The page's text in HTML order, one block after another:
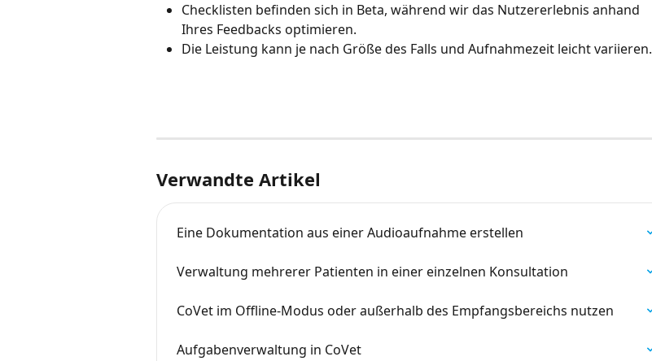
Checklisten befinden sich in Beta, während wir das Nutzererlebnis anhand
Ihres Feedbacks optimieren.
Die Leistung kann je nach Größe des Falls und Aufnahmezeit leicht variieren.
Verwandte Artikel
Eine Dokumentation aus einer Audioaufnahme erstellen
Verwaltung mehrerer Patienten in einer einzelnen Konsultation
CoVet im Offline-Modus oder außerhalb des Empfangsbereichs nutzen
Aufgabenverwaltung in CoVet